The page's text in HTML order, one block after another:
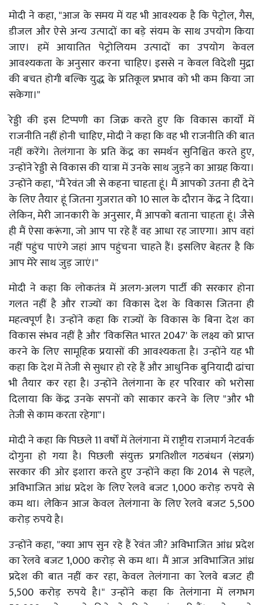
मोदी ने कहा, "आज के समय में यह भी आवश्यक है कि पेट्रोल, गैस,
डीजल और ऐसे अन्य उत्पादों का बड़े संयम के साथ उपयोग किया
जाए। हमें आयातित पेट्रोलियम उत्पादों का उपयोग केवल
आवश्यकता के अनुसार करना चाहिए। इससे न केवल विदेशी मुद्रा
की बचत होगी बल्कि युद्ध के प्रतिकूल प्रभाव को भी कम किया जा
सकेगा।"
रेड्डी की इस टिप्पणी का जिक्र करते हुए कि विकास कार्यों में
राजनीति नहीं होनी चाहिए, मोदी ने कहा कि वह भी राजनीति की बात
नहीं करेंगे। तेलंगाना के प्रति केंद्र का समर्थन सुनिश्चित करते हुए,
उन्होंने रेड्डी से विकास की यात्रा में उनके साथ जुड़ने का आग्रह किया।
उन्होंने कहा, "मैं रेवंत जी से कहना चाहता हूं। मैं आपको उतना ही देने
के लिए तैयार हूं जितना गुजरात को 10 साल के दौरान केंद्र ने दिया।
लेकिन, मेरी जानकारी के अनुसार, मैं आपको बताना चाहता हूं। जैसे
ही मैं ऐसा करूंगा, जो आप पा रहे हैं वह आधा रह जाएगा। आप वहां
नहीं पहुंच पाएंगे जहां आप पहुंचना चाहते हैं। इसलिए बेहतर है कि
आप मेरे साथ जुड़ जाएं।"
मोदी ने कहा कि लोकतंत्र में अलग-अलग पार्टी की सरकार होना
गलत नहीं है और राज्यों का विकास देश के विकास जितना ही
महत्वपूर्ण है। उन्होंने कहा कि राज्यों के विकास के बिना देश का
विकास संभव नहीं है और 'विकसित भारत 2047' के लक्ष्य को प्राप्त
करने के लिए सामूहिक प्रयासों की आवश्यकता है। उन्होंने यह भी
कहा कि देश में तेजी से सुधार हो रहे हैं और आधुनिक बुनियादी ढांचा
भी तैयार कर रहा है। उन्होंने तेलंगाना के हर परिवार को भरोसा
दिलाया कि केंद्र उनके सपनों को साकार करने के लिए "और भी
तेजी से काम करता रहेगा"।
मोदी ने कहा कि पिछले 11 वर्षों में तेलंगाना में राष्ट्रीय राजमार्ग नेटवर्क
दोगुना हो गया है। पिछली संयुक्त प्रगतिशील गठबंधन (संप्रग)
सरकार की ओर इशारा करते हुए उन्होंने कहा कि 2014 से पहले,
अविभाजित आंध्र प्रदेश के लिए रेलवे बजट 1,000 करोड़ रुपये से
कम था। लेकिन आज केवल तेलंगाना के लिए रेलवे बजट 5,500
करोड़ रुपये है।
उन्होंने कहा, "क्या आप सुन रहे हैं रेवंत जी? अविभाजित आंध्र प्रदेश
का रेलवे बजट 1,000 करोड़ से कम था। मैं आज अविभाजित आंध्र
प्रदेश की बात नहीं कर रहा, केवल तेलंगाना का रेलवे बजट ही
5,500 करोड़ रुपये है।" उन्होंने कहा कि तेलंगाना में लगभग